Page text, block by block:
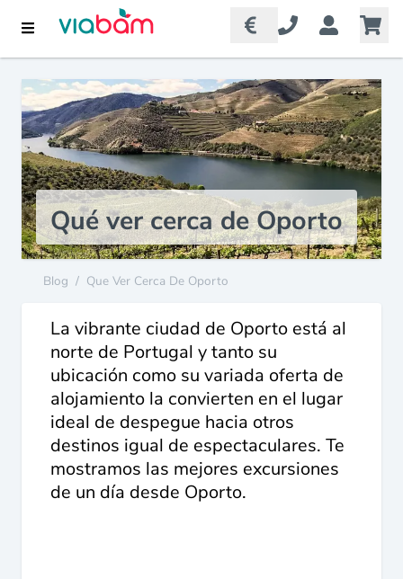
Qué ver cerca de Oporto
Blog / Que Ver Cerca De Oporto
La vibrante ciudad de Oporto está al
norte de Portugal y tanto su
ubicación como su variada oferta de
alojamiento la convierten en el lugar
ideal de despegue hacia otros
destinos igual de espectaculares. Te
mostramos las mejores excursiones
de un día desde Oporto.